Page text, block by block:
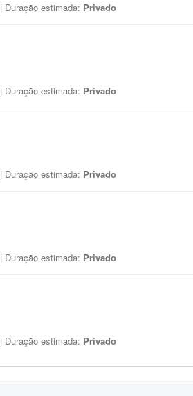
| Duração estimada: Privado
| Duração estimada: Privado
| Duração estimada: Privado
| Duração estimada: Privado
| Duração estimada: Privado